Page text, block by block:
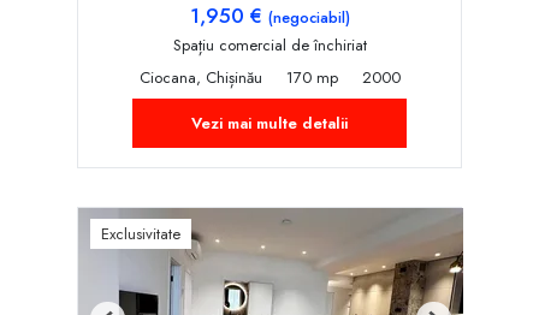
1,950 € (negociabil)
Spațiu comercial de închiriat
Ciocana, Chișinău
170 mp
2000
Vezi mai multe detalii
Exclusivitate